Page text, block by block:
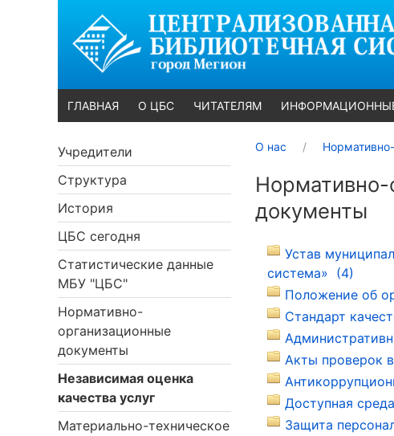
ГЛАВНАЯ О ЦБС ЧИТАТЕЛЯМ
Учредители
Структура
История
ЦБС сегодня
Статистические данные
МБУ "ЦБС"
Нормативно-
организационные
документы
Независимая оценка
качества услуг
Материально-техническое
О нас
Нормативно-
документы
Устав
система» (4)
Положение об
Стандарт
Акты проверок
Доступная
Защита